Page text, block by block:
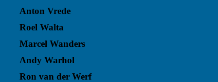
Anton Vrede
Roel Walta
Marcel Wanders
Andy Warhol
Ron van der Werf